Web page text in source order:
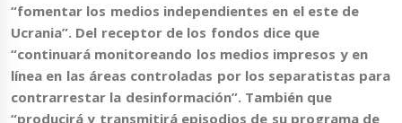
“fomentar los medios independientes en el este de
Ucrania”. Del receptor de los fondos dice que
“continuará monitoreando los medios impresos y en
línea en las áreas controladas por los separatistas para
contrarrestar la desinformación”. También que
“producirá y transmitirá episodios de su programa de